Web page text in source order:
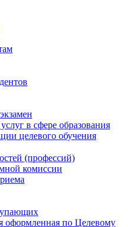
в сфере образования
целевого обучения
(профессий)
комиссии
оформленная по Целевому